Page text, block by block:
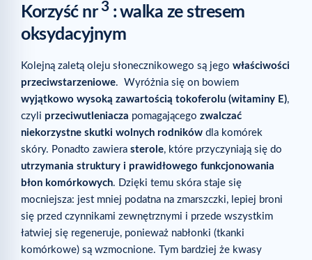
Korzyść nr3: walka ze stresem
oksydacyjnym
Kolejną zaletą oleju słonecznikowego są jego właściwości
przeciwstarzeniowe. Wyróżnia się on bowiem
wyjątkowo wysoką zawartością tokoferolu (witaminy E),
czyli przeciwutleniacza pomagającego zwalczać
niekorzystne skutki wolnych rodników dla komórek
skóry. Ponadto zawiera sterole, które przyczyniają się do
utrzymania struktury i prawidłowego funkcjonowania
błon komórkowych. Dzięki temu skóra staje się
mocniejsza: jest mniej podatna na zmarszczki, lepiej broni
się przed czynnikami zewnętrznymi i przede wszystkim
łatwiej się regeneruje, ponieważ nabłonki (tkanki
komórkowe) są wzmocnione. Tym bardziej że kwasy